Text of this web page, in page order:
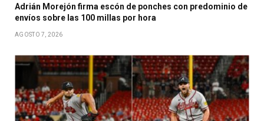
Adrián Morejón firma escón de ponches con predominio de
envíos sobre las 100 millas por hora
AGOSTO 7, 2026